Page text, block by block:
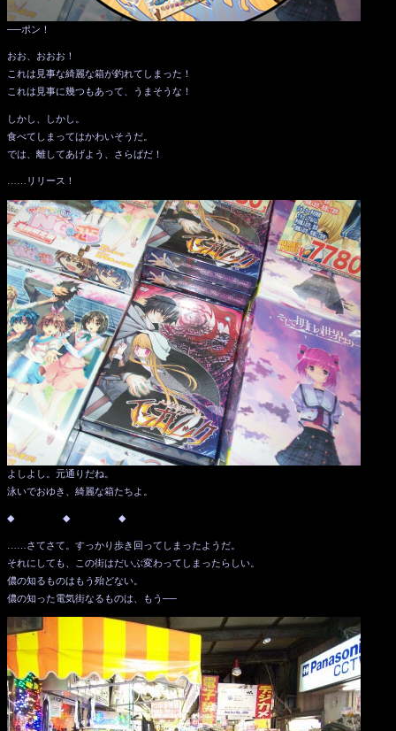
──ポン！
おお、おおお！
これは見事な綺麗な箱が釣れてしまった！
これは見事に幾つもあって、うまそうな！
しかし、しかし。
食べてしまってはかわいそうだ。
では、離してあげよう、さらばだ！
……リリース！
よしよし。元通りだね。
泳いでおゆき、綺麗な箱たちよ。
◆ ◆ ◆
……さてさて。すっかり歩き回ってしまったようだ。
それにしても、この街はだいぶ変わってしまったらしい。
儂の知るものはもう殆どない。
儂の知った電気街なるものは、もう──